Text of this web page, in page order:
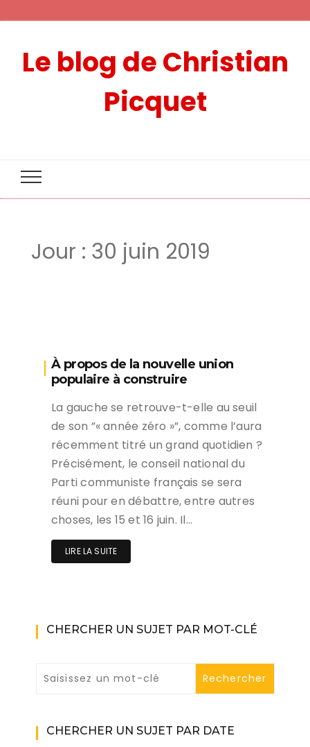
Le blog de Christian
Picquet
Jour : 30 juin 2019
À propos de la nouvelle union
populaire à construire
La gauche se retrouve-t-elle au seuil
de son ”« année zéro »”, comme l’aura
récemment titré un grand quotidien ?
Précisément, le conseil national du
Parti communiste français se sera
réuni pour en débattre, entre autres
choses, les 15 et 16 juin. Il…
LIRE LA SUITE
CHERCHER UN SUJET PAR MOT-CLÉ
CHERCHER UN SUJET PAR DATE